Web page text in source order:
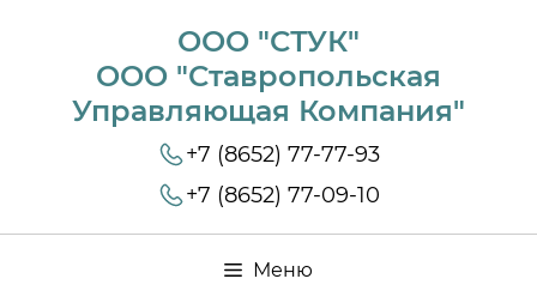
ООО "СТУК"
ООО "Ставропольская
Управляющая Компания"
+7 (8652) 77-77-93
+7 (8652) 77-09-10
Меню